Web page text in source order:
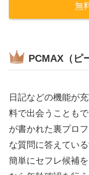
無
PCMAX（ピ
日記などの機能が
料で出会うことも
が書かれた裏プロ
な質問に答えてい
簡単にセフレ候補